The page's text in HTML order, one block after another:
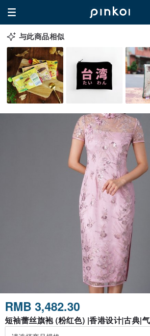
与此商品相似
RMB 3,482.30
短袖蕾丝旗袍 (粉红色) |香港设计|古典|